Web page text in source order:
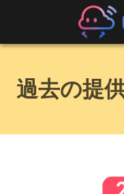
過去の提